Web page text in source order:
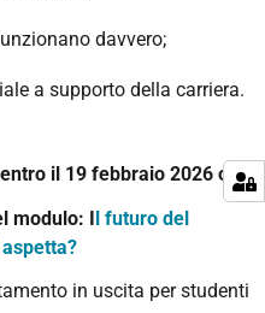
davvero;
a supporto della carriera.
il 19 febbraio 2026 ore
modulo: Il futuro del
in uscita per studenti